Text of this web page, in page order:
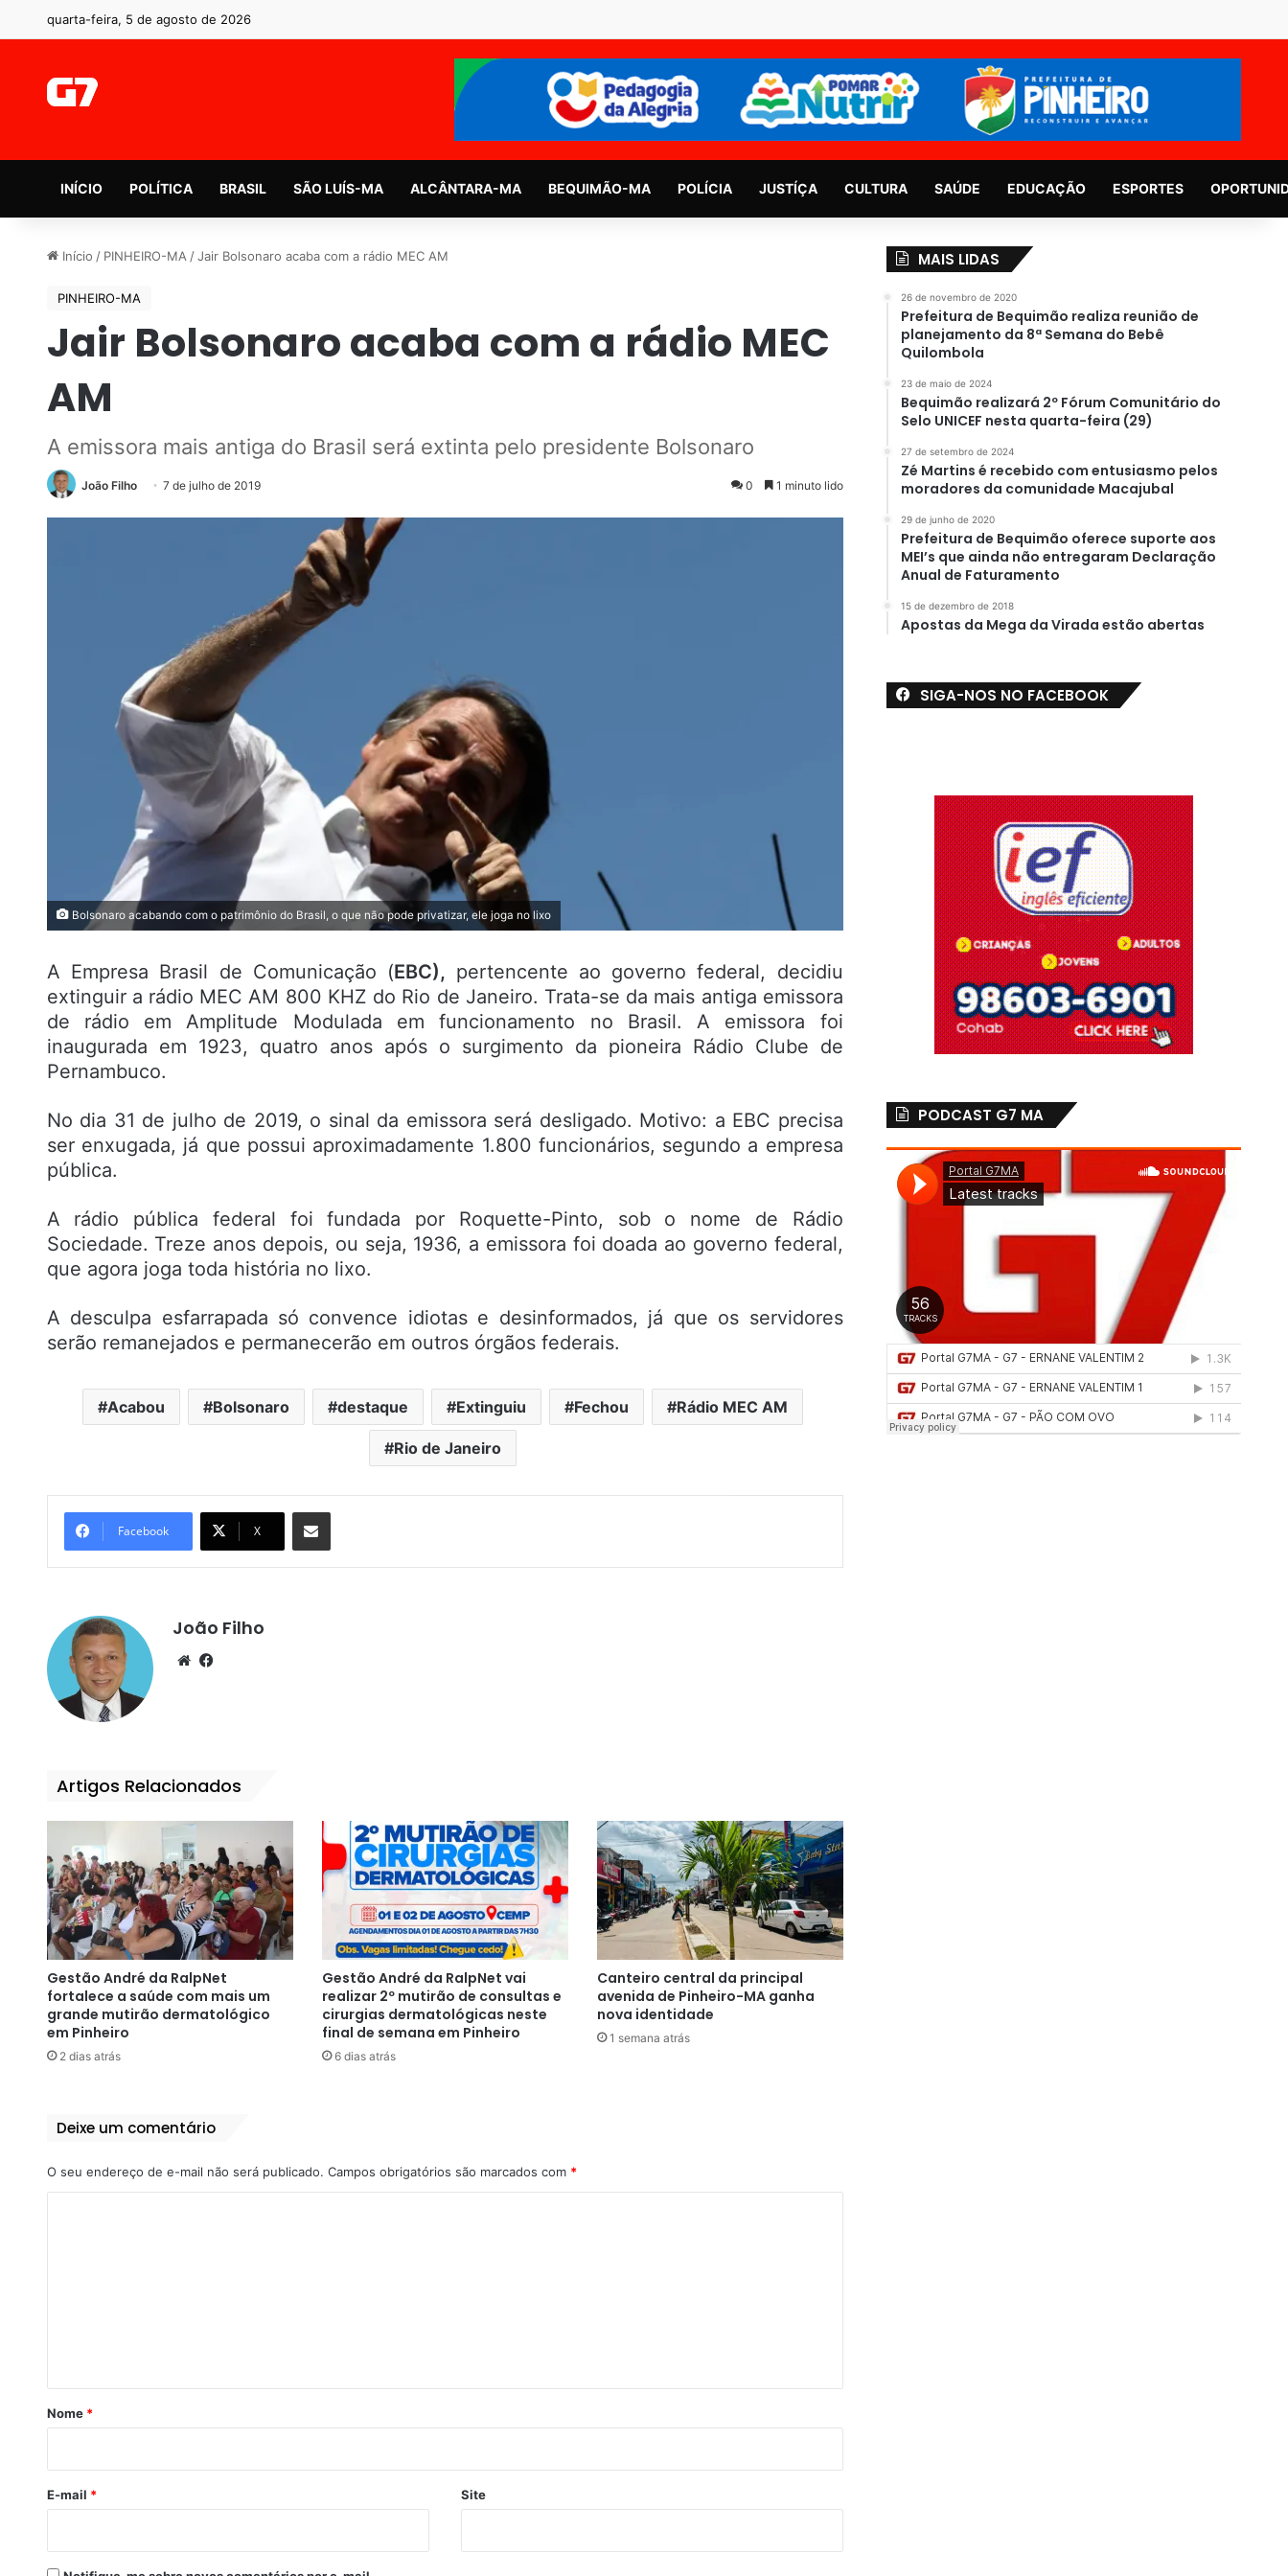
quarta-feira, 5 de agosto de 2026
INÍCIO POLÍTICA BRASIL SÃO LUÍS-MA ALCÂNTARA-MA BEQUIMÃO-MA POLÍCIA JUSTÍÇA CULTURA SAÚDE EDUCAÇÃO ESPORTES
Início / PINHEIRO-MA / Jair Bolsonaro acaba com a rádio MEC AM
PINHEIRO-MA
Jair Bolsonaro acaba com a rádio MEC
AM
A emissora mais antiga do Brasil será extinta pelo presidente Bolsonaro
João Filho 7 de julho de 2019 0 1 minuto lido
Bolsonaro acabando com o patrimônio do Brasil, o que não pode privatizar, ele joga no lixo
A Empresa Brasil de Comunicação (EBC), pertencente ao governo federal, decidiu
extinguir a rádio MEC AM 800 KHZ do Rio de Janeiro. Trata-se da mais antiga emissora
de rádio em Amplitude Modulada em funcionamento no Brasil. A emissora foi
inaugurada em 1923, quatro anos após o surgimento da pioneira Rádio Clube de
Pernambuco.
No dia 31 de julho de 2019, o sinal da emissora será desligado. Motivo: a EBC precisa
ser enxugada, já que possui aproximadamente 1.800 funcionários, segundo a empresa
pública.
A rádio pública federal foi fundada por Roquette-Pinto, sob o nome de Rádio
Sociedade. Treze anos depois, ou seja, 1936, a emissora foi doada ao governo federal,
que agora joga toda história no lixo.
A desculpa esfarrapada só convence idiotas e desinformados, já que os servidores
serão remanejados e permanecerão em outros órgãos federais.
Acabou Bolsonaro destaque Extinguiu Fechou Rádio MEC AM
Rio de Janeiro
Facebook X
Compartilhar por e-mail
João Filho
We
Artigos Relacionados
Gestão André da RalpNet
fortalece a saúde com mais um
grande mutirão dermatológico
em Pinheiro
2 dias atrás
Gestão André da RalpNet vai
realizar 2º mutirão de consultas e
cirurgias dermatológicas neste
final de semana em Pinheiro
6 dias atrás
Canteiro central da principal
avenida de Pinheiro-MA ganha
nova identidade
1 semana atrás
Deixe um comentário
O seu endereço de e-mail não será publicado. Campos obrigatórios são marcados com *
r
*
Nome *
E-mail * Site
MAIS LIDAS
26 de novembro de 2020
Prefeitura de Bequimão realiza reunião de
planejamento da 8ª Semana do Bebê
Quilombola
23 de maio de 2024
Bequimão realizará 2º Fórum Comunitário do
Selo UNICEF nesta quarta-feira (29)
27 de setembro de 2024
Zé Martins é recebido com entusiasmo pelos
moradores da comunidade Macajubal
29 de junho de 2020
Prefeitura de Bequimão oferece suporte aos
MEI’s que ainda não entregaram Declaração
Anual de Faturamento
15 de dezembro de 2018
Apostas da Mega da Virada estão abertas
SIGA-NOS NO FACEBOOK
PODCAST G7 MA